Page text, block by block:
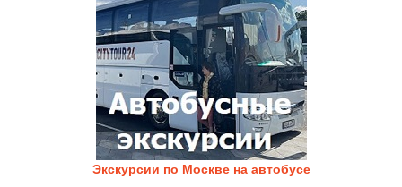
Экскурсии по Москве на автобусе